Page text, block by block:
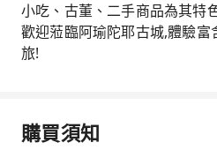
小吃、古董、二手商品為其特
歡迎蒞臨阿瑜陀耶古城,體驗
旅!
購買須知